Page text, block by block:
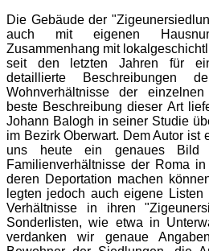
Die Gebäude der
auch mit eigenen
Zusammenhang mit
seit den letzten Jahren für
detaillierte Beschreibungen
Wohnverhältnisse der
beste Beschreibung dieser Art
Johann Balogh in seiner Studie
im Bezirk Oberwart. Dem Autor ist
uns heute ein genaues Bild
Familienverhältnisse der Roma
deren Deportation machen
legten jedoch auch eigene
Verhältnisse in ihren
Sonderlisten, wie etwa in
verdanken wir genaue